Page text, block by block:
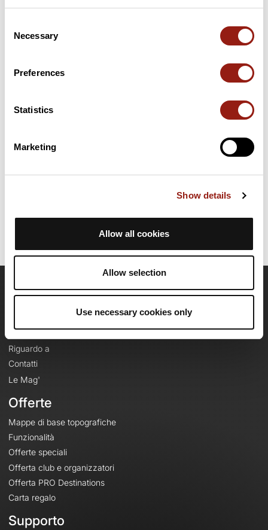
Selection
Necessary
Preferences
Statistics
Marketing
Show details
Allow all cookies
Allow selection
Use necessary cookies only
Scopri questo percorso in bicicletta di 98 km vicino a Saint-
Martin-d'Uriage. Questo percorso si snoda esclusivamente su
circa 5 ore e 7 minuti per completare questo percorso.
Ultimo aggiornamento della scheda percorso: 3 giugno 2025, 16:44:31.
OpenRunner
Riguardo a
Contatti
Le Mag'
Offerte
Mappe di base topografiche
Funzionalità
Offerte speciali
Offerta club e organizzatori
Offerta PRO Destinations
Carta regalo
Supporto